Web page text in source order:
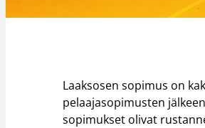
Laaksosen sopimus on
pelaajasopimusten
sopimukset olivat